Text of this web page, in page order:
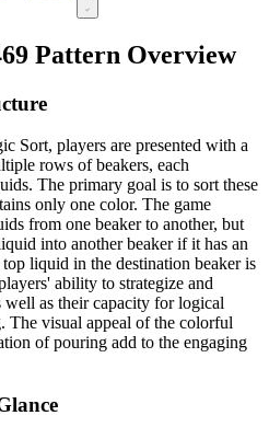
Pattern Overview
Sort, players are presented with a
rows of beakers, each
The primary goal is to sort these
only one color. The game
from one beaker to another, but
into another beaker if it has an
liquid in the destination beaker is
ability to strategize and
as their capacity for logical
The visual appeal of the colorful
of pouring add to the engaging